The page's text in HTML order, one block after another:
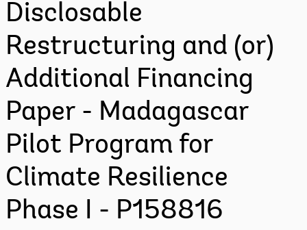
Disclosable
Restructuring and (or)
Additional Financing
Paper - Madagascar
Pilot Program for
Climate Resilience
Phase I - P158816